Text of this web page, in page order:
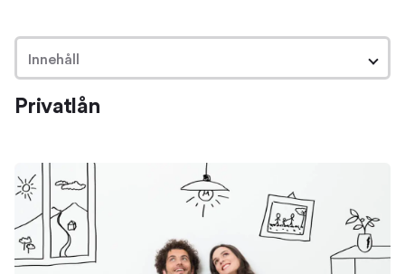
Innehåll
Privatlån
Hur funkar privatlån?
Om privatlån
Ränta
Effektiv ränta
Privatlån